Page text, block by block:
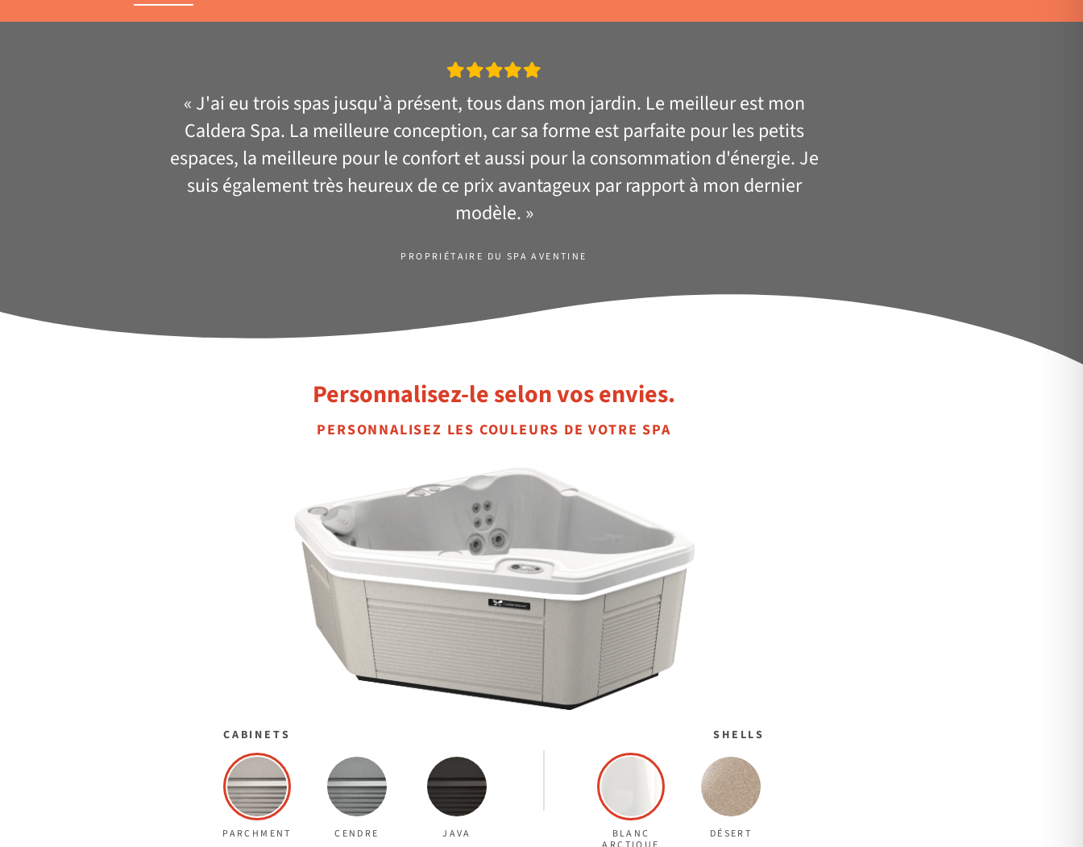
« J'ai eu trois spas jusqu'à présent, tous dans mon jardin. Le meilleur est mon
Caldera Spa. La meilleure conception, car sa forme est parfaite pour les petits
espaces, la meilleure pour le confort et aussi pour la consommation d'énergie. Je
suis également très heureux de ce prix avantageux par rapport à mon dernier
modèle. »
PROPRIÉTAIRE DU SPA AVENTINE
Personnalisez-le selon vos envies.
PERSONNALISEZ LES COULEURS DE VOTRE SPA
CABINETS
PARCHMENT CENDRE JAVA
SHELLS
BLANC
DÉSERT